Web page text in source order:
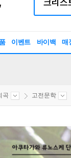
이벤트 바이백 매
곡 고전문학